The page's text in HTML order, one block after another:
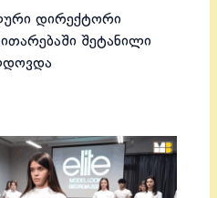
დირექტორი
შეტანილი